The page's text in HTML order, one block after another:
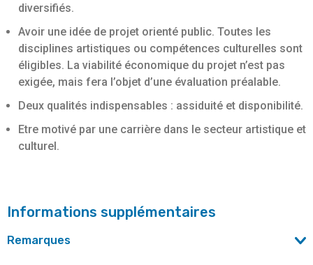
diversifiés.
Avoir une idée de projet orienté public. Toutes les
disciplines artistiques ou compétences culturelles sont
éligibles. La viabilité économique du projet n’est pas
exigée, mais fera l’objet d’une évaluation préalable.
Deux qualités indispensables : assiduité et disponibilité.
Etre motivé par une carrière dans le secteur artistique et
culturel.
Informations supplémentaires
Remarques